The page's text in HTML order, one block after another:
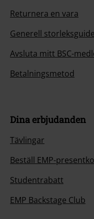
Returnera en vara
Generell storleksguide
Avsluta mitt BSC-
Betalningsmetod
Dina erbjudanden
Tävlingar
Beställ EMP-
Studentrabatt
EMP Backstage Club